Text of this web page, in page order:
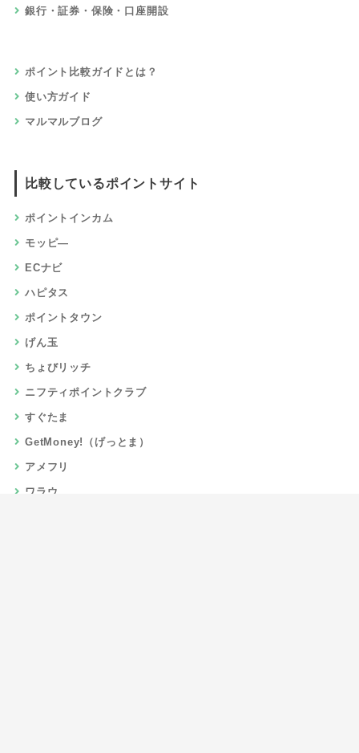
銀行・証券・保険・口座開設
ポイント比較ガイドとは？
使い方ガイド
マルマルブログ
比較しているポイントサイト
ポイントインカム
モッピ―
ECナビ
ハピタス
ポイントタウン
げん玉
ちょびリッチ
ニフティポイントクラブ
すぐたま
GetMoney!（げっとま）
アメフリ
ワラウ